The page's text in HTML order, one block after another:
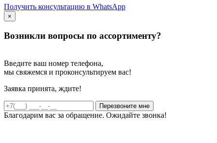
Получить консультацию в WhatsApp
×
Возникли вопросы по ассортименту?
Введите ваш номер телефона,
мы свяжемся и проконсультируем вас!
Заявка принята, ждите!
Благодарим вас за обращение. Ожидайте звонка!